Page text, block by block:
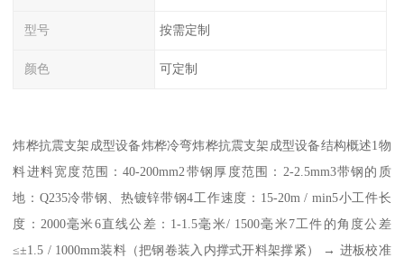
型号 按需定制
颜色 可定制
炜桦抗震支架成型设备炜桦冷弯炜桦抗震支架成型设备结构概述1物
料进料宽度范围：40-200mm2带钢厚度范围：2-2.5mm3带钢的质
地：Q235冷带钢、热镀锌带钢4工作速度：15-20m / min5小工件长
度：2000毫米6直线公差：1-1.5毫米/ 1500毫米7工件的角度公差
≤±1.5 / 1000mm装料（把钢卷装入内撑式开料架撑紧） → 进板校准